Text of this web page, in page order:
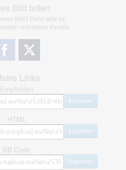
Bild teilen
Bild? Dann teile es
und deiner Familie.
Links
Empfohlen
kopieren
HTML
kopieren
BB Code
kopieren